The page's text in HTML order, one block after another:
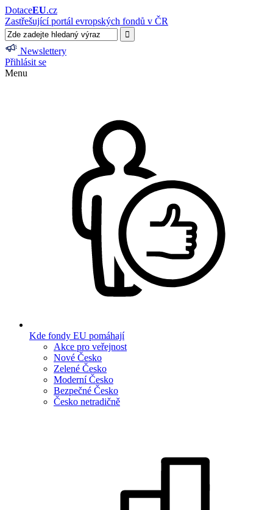
DotaceEU.cz
Zastřešující portál evropských fondů v ČR
Newslettery
Přihlásit se
Menu
Kde fondy EU pomáhají
Akce pro veřejnost
Nové Česko
Zelené Česko
Moderní Česko
Bezpečné Česko
Česko netradičně